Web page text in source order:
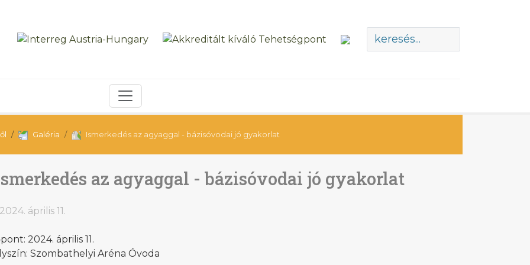
Galéria Ismerkedés az agyaggal - bázisóvodai jó gyakorlat
az agyaggal - bázisóvodai jó gyakorlat
2024. április 11.
2024. április 11.
Szombathelyi Aréna Óvoda